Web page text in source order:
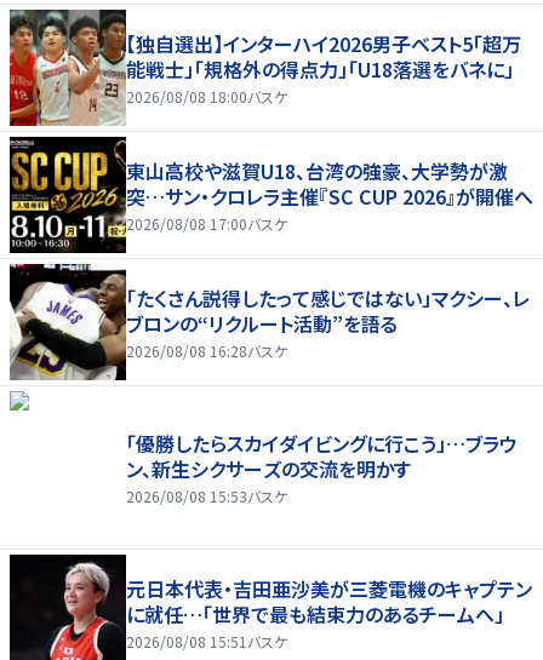
【独自選出】インターハイ2026男子ベスト5「超万
能戦士」「規格外の得点力」「U18落選をバネに」
2026/08/08 18:00バスケ
東山高校や滋賀U18、台湾の強豪、大学勢が激
突…サン・クロレラ主催『SC CUP 2026』が開催へ
2026/08/08 17:00バスケ
「たくさん説得したって感じではない」マクシー、レ
ブロンの“リクルート活動”を語る
2026/08/08 16:28バスケ
「優勝したらスカイダイビングに行こう」…ブラウ
ン、新生シクサーズの交流を明かす
2026/08/08 15:53バスケ
元日本代表・吉田亜沙美が三菱電機のキャプテン
に就任…「世界で最も結束力のあるチームへ」
2026/08/08 15:51 バスケ